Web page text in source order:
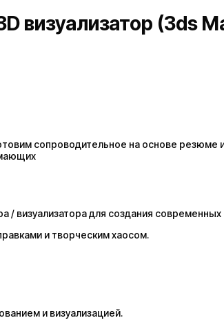
визуализатор (3ds
сопроводительное на основе резюме
/ визуализатора для создания
и творческим хаосом.
и визуализацией.